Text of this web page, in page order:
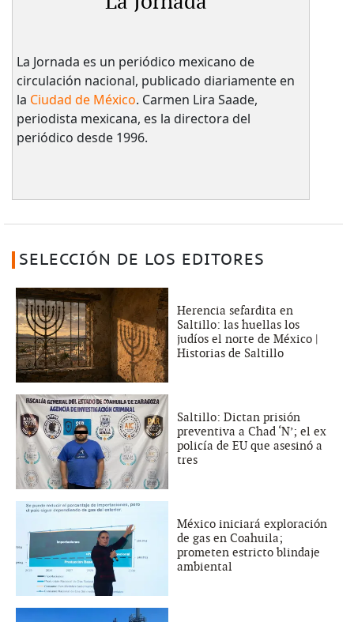
La Jornada es un periódico mexicano de
circulación nacional, publicado diariamente en
la Ciudad de México. Carmen Lira Saade,
periodista mexicana, es la directora del
periódico desde 1996.
SELECCIÓN DE LOS EDITORES
Herencia sefardita en
Saltillo: las huellas los
judíos el norte de México |
Historias de Saltillo
Saltillo: Dictan prisión
preventiva a Chad ‘N’; el ex
policía de EU que asesinó a
tres
México iniciará exploración
de gas en Coahuila;
prometen estricto blindaje
ambiental